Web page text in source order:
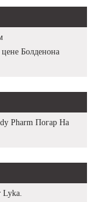
Болденона
Pharm Погар На
Lyka.